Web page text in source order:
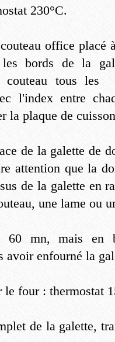
230°C.
office placé
bords de la
couteau tous les
l'index entre
la plaque de
de la galette de
attention que la
de la galette en
une lame ou
60 mn, mais en
avoir enfourné la
le four : thermostat
de la galette,